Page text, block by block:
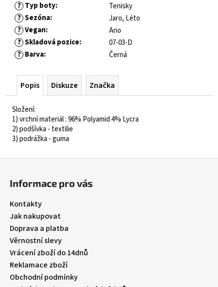
? Typ boty:
Tenisky
? Sezóna:
Jaro, Léto
? Vegan:
Ano
? Skladová pozice:
07-03-D
? Barva: Černá
Popis Diskuze Značka
Složení:
1) vrchní materiál : 96% Polyamid 4% Lycra
2) podšívka - textilie
3) podrážka - guma
547
Kč
Původně:
821
Kč
Informace pro vás
Kontakty
Jak nakupovat
Doprava a platba
Věrnostní slevy
Vrácení zboží do 14dnů
Reklamace zboží
Obchodní podmínky